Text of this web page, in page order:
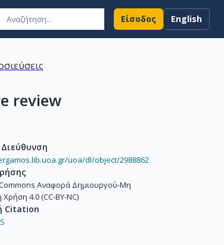
Είσοδος English
review
uoa/dl/object/2988862
Αναφορά Δημιουργού-Μη
4.0 (CC-BY-NC)
Citation